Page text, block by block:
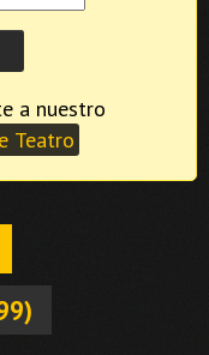
Teatro